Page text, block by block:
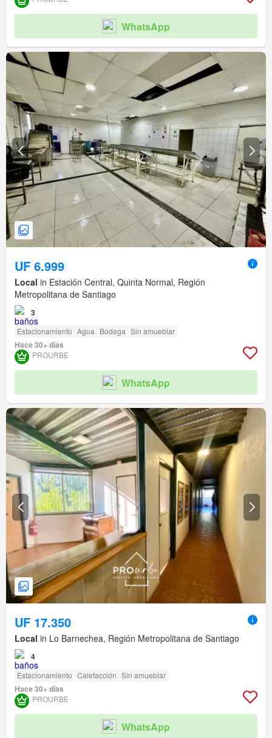
WhatsApp
UF 6.999
Local in Estación Central, Quinta Normal, Región
Metropolitana de Santiago
3
Estacionamiento Agua Bodega Sin amueblar
Hace 30+ días
PROURBE
WhatsApp
UF 17.350
Local in Lo Barnechea, Región Metropolitana de Santiago
4
Estacionamiento Calefacción Sin amueblar
Hace 30+ días
PROURBE
WhatsApp